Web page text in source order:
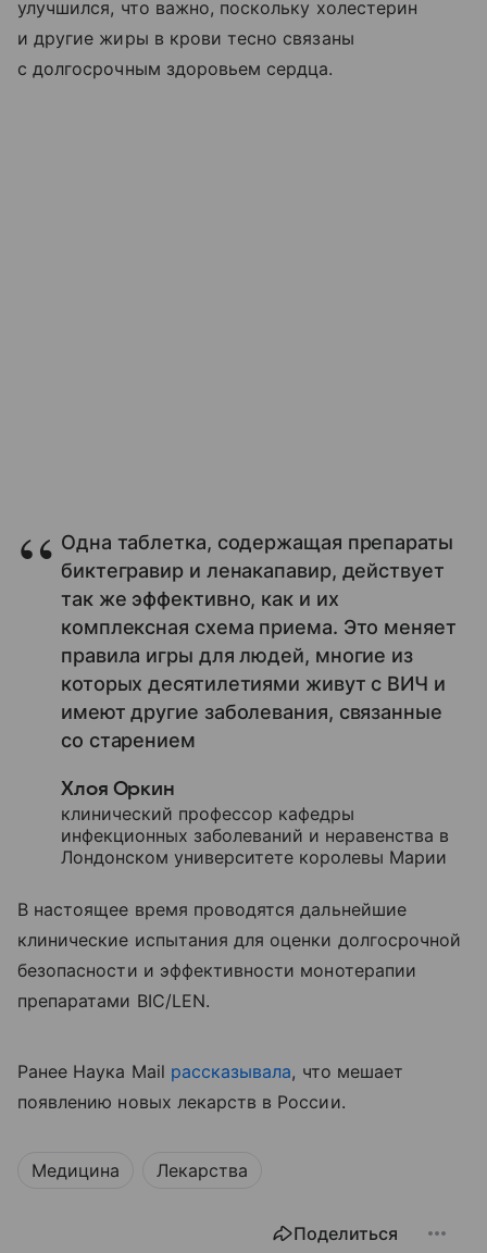
улучшился, что важно, поскольку холестерин
и другие жиры в крови тесно связаны
с долгосрочным здоровьем сердца.
Одна таблетка, содержащая препараты
биктегравир и ленакапавир, действует
так же эффективно, как и их
комплексная схема приема. Это меняет
правила игры для людей, многие из
которых десятилетиями живут с ВИЧ и
имеют другие заболевания, связанные
со старением
Хлоя Оркин
клинический профессор кафедры
инфекционных заболеваний и неравенства в
Лондонском университете королевы Марии
В настоящее время проводятся дальнейшие
клинические испытания для оценки долгосрочной
безопасности и эффективности монотерапии
препаратами BIC/LEN.
Ранее Наука Mail рассказывала, что мешает
появлению новых лекарств в России.
Медицина Лекарства
Поделиться